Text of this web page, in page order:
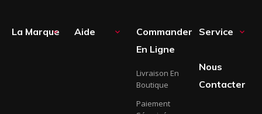
La Marque
 Aide 
Commander
En Ligne
Livraison En
Boutique
Paiement
Service 
Nous
Contacter